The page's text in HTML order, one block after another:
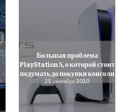
Большая проблема
PlayStation 5, о которой стоит
подумать до покупки консоли
25 сентября 2020